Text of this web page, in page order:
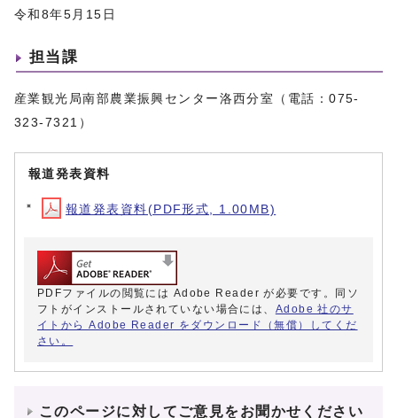
令和8年5月15日
担当課
産業観光局南部農業振興センター洛西分室（電話：075-
323-7321）
報道発表資料
報道発表資料(PDF形式, 1.00MB)
PDFファイルの閲覧には Adobe Reader が必要です。同ソ
フトがインストールされていない場合には、 Adobe 社のサ
イトから Adobe Reader をダウンロード（無償）してくだ
さい。
このページに対してご意見をお聞かせください